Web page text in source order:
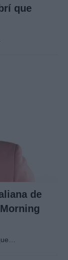
que
de